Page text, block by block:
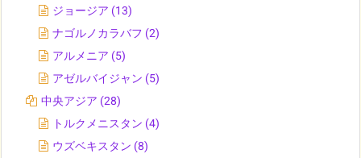
ジョージア (13)
ナゴルノカラバフ (2)
アルメニア (5)
アゼルバイジャン (5)
中央アジア (28)
トルクメニスタン (4)
ウズベキスタン (8)